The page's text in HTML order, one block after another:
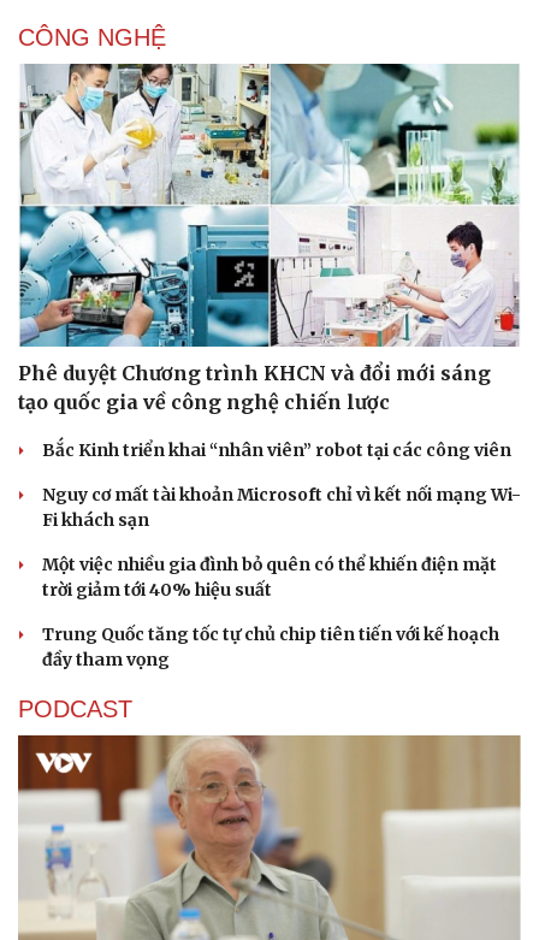
Nhi khoa
Nam khoa
Làm đẹp - giảm cân
Phòng mạch online
Ăn sạch sống khỏe
CÔNG NGHỆ
Phê duyệt Chương trình KHCN và đổi mới sáng
tạo quốc gia về công nghệ chiến lược
Bắc Kinh triển khai “nhân viên” robot tại các công viên
Nguy cơ mất tài khoản Microsoft chỉ vì kết nối mạng Wi-
Fi khách sạn
Một việc nhiều gia đình bỏ quên có thể khiến điện mặt
trời giảm tới 40% hiệu suất
Trung Quốc tăng tốc tự chủ chip tiên tiến với kế hoạch
đầy tham vọng
PODCAST